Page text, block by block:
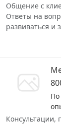
Общение с
Ответы на
развиваться
По
Консультации,